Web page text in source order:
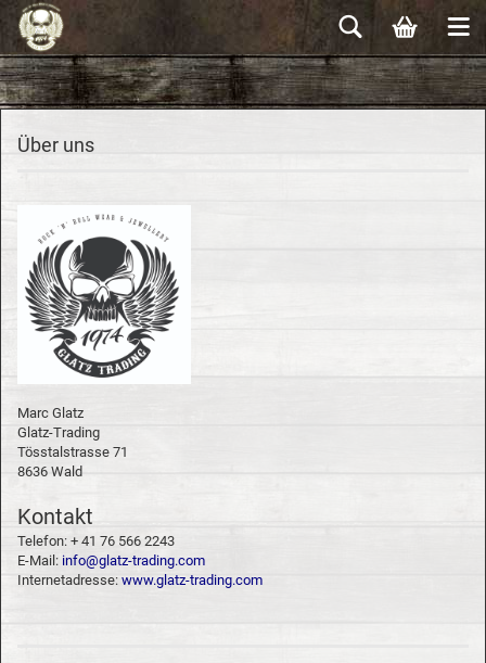
Über uns
Marc Glatz
Glatz-Trading
Tösstalstrasse 71
8636 Wald
Kontakt
Telefon: + 41 76 566 2243
E-Mail: info@glatz-trading.com
Internetadresse: www.glatz-trading.com